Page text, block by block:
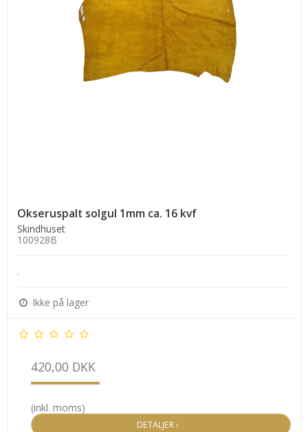
Okseruspalt solgul 1mm ca. 16 kvf
Skindhuset
100928B
.
Ikke på lager
420,00 DKK
(inkl. moms)
DETALJER ›